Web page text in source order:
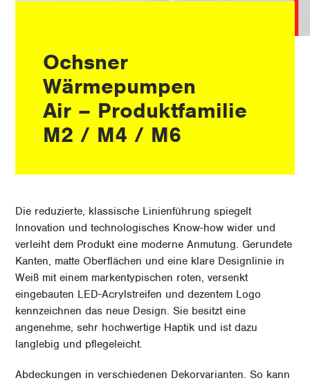
Ochsner
Wärmepumpen
Air – Produktfamilie
M2 / M4 / M6
Die reduzierte, klassische Linienführung spiegelt
Innovation und technologisches Know-how wider und
verleiht dem Produkt eine moderne Anmutung. Gerundete
Kanten, matte Oberflächen und eine klare Designlinie in
Weiß mit einem markentypischen roten, versenkt
eingebauten LED-Acrylstreifen und dezentem Logo
kennzeichnen das neue Design. Sie besitzt eine
angenehme, sehr hochwertige Haptik und ist dazu
langlebig und pflegeleicht.
Abdeckungen in verschiedenen Dekorvarianten. So kann